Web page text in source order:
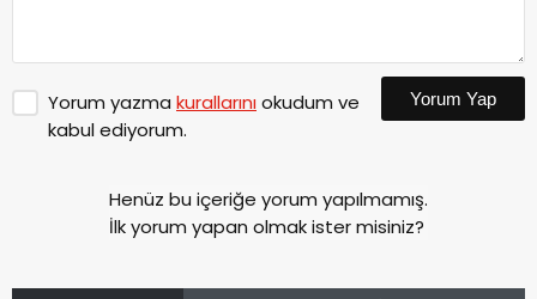
Yorum yazma kurallarınıokudum ve
kabul ediyorum.
Yorum Yap
Henüz bu içeriğe yorum yapılmamış.
İlk yorum yapan olmak ister misiniz?